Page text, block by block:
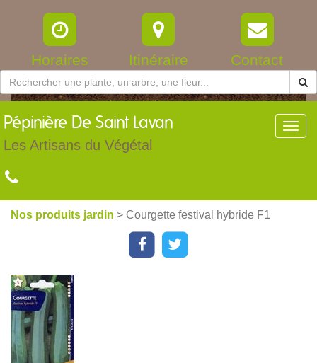
Horaires Itinéraire Contact
Pépinière De Saint Lavan
Les Artisans du Végétal
Nos produits jardin > Courgette festival hybride F1